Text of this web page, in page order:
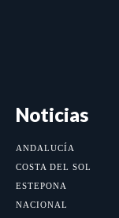
Noticias
ANDALUCÍA
COSTA DEL SOL
ESTEPONA
NACIONAL